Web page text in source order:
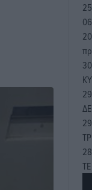
25
30
ΚΥ
29
ΔΕ
29
ΤΡ
28
ΤΕ